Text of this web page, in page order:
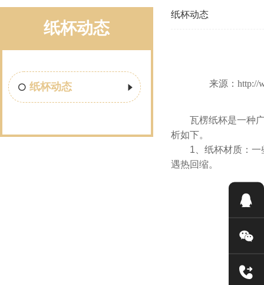
纸杯动态
纸杯动态
纸杯动态
来源：http://
瓦楞纸杯是一种广
析如下。
1、纸杯材质：一些
遇热回缩。